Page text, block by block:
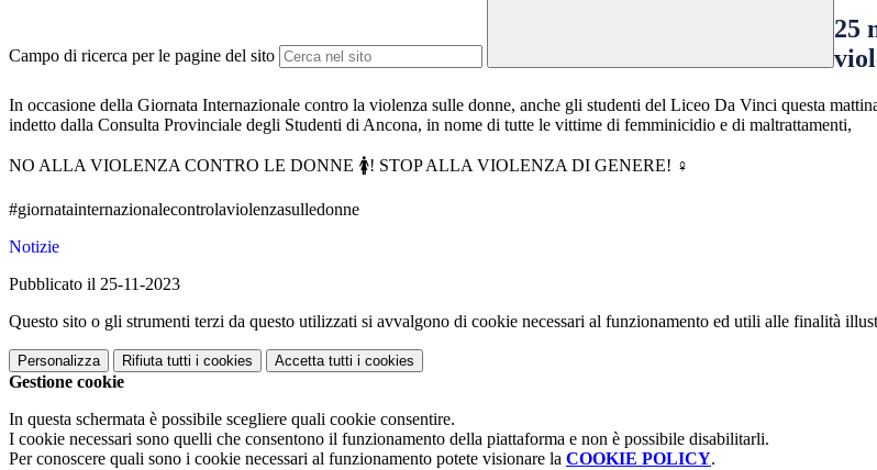
Campo di ricerca per le pagine del sito
25
In occasione della Giornata Internazionale contro la violenza sulle donne, anche gli studenti del Liceo Da Vinci questa
indetto dalla Consulta Provinciale degli Studenti di Ancona, in nome di tutte le vittime di femminicidio e di maltrattamenti,
NO ALLA VIOLENZA CONTRO LE DONNE 🚺! STOP ALLA VIOLENZA DI GENERE! ♀
#giornatainternazionalecontrolaviolenzasulledonne
Notizie
Pubblicato il 25-11-2023
Questo sito o gli strumenti terzi da questo utilizzati si avvalgono di cookie necessari al funzionamento ed utili alle finalità
Personalizza Rifiuta tutti i cookies Accetta tutti i cookies
Gestione cookie
In questa schermata è possibile scegliere quali cookie consentire.
I cookie necessari sono quelli che consentono il funzionamento della piattaforma e non è possibile disabilitarli.
Per conoscere quali sono i cookie necessari al funzionamento potete visionare la COOKIE POLICY.